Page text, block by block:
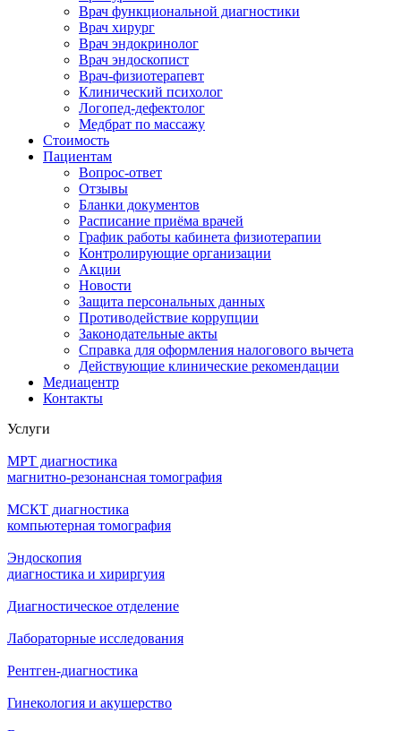
Врач функциональной диагностики
Врач хирург
Врач эндокринолог
Врач эндоскопист
Врач-физиотерапевт
Клинический психолог
Логопед-дефектолог
Медбрат по массажу
Стоимость
Пациентам
Вопрос-ответ
Отзывы
Бланки документов
Расписание приёма врачей
График работы кабинета физиотерапии
Контролирующие организации
Акции
Новости
Защита персональных данных
Противодействие коррупции
Законодательные акты
Справка для оформления налогового вычета
Действующие клинические рекомендации
Медиацентр
Контакты
Услуги
МРТ диагностика
магнитно-резонансная томография
МСКТ диагностика
компьютерная томография
Эндоскопия
диагностика и хириргуия
Диагностическое отделение
Лабораторные исследования
Рентген-диагностика
Гинекология и акушерство